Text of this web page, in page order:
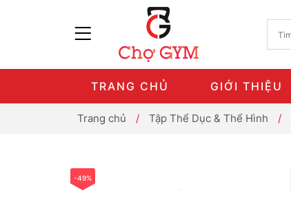
TRANG CHỦ GIỚI THIỆU
Trang chủ / Tập Thể Dục & Thể Hình /
-49%